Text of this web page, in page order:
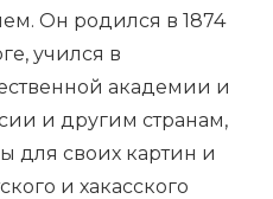
Он родился в 1874
учился в
академии и
и другим странам,
для своих картин и
и хакасского